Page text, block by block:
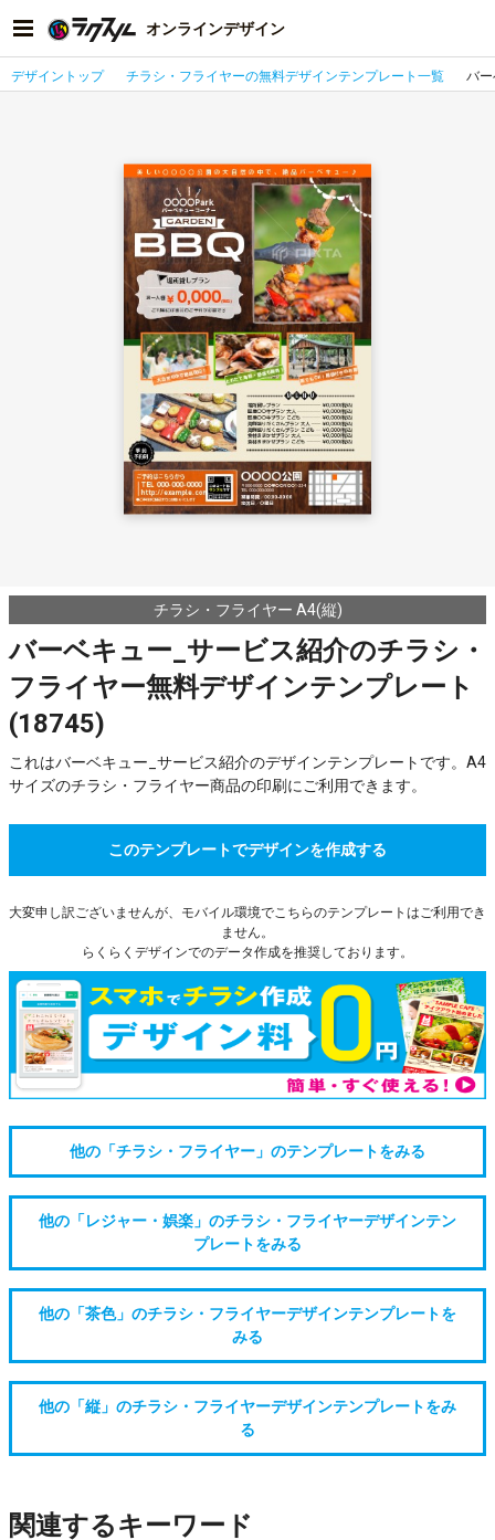
オンラインデザイン
デザイントップ チラシ・フライヤーの無料デザインテンプレート一覧 バ
チラシ・フライヤー A4(縦)
バーベキュー_サービス紹介のチラシ・
フライヤー無料デザインテンプレート
(18745)
これはバーベキュー_サービス紹介のデザインテンプレートです。A4
サイズのチラシ・フライヤー商品の印刷にご利用できます。
このテンプレートでデザインを作成する
大変申し訳ございませんが、モバイル環境でこちらのテンプレートはご利用でき
ません。
らくらくデザインでのデータ作成を推奨しております。
他の「チラシ・フライヤー」のテンプレートをみる
他の「レジャー・娯楽」のチラシ・フライヤーデザインテン
プレートをみる
他の「茶色」のチラシ・フライヤーデザインテンプレートを
みる
他の「縦」のチラシ・フライヤーデザインテンプレートをみ
る
関連するキーワード